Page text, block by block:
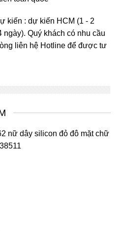
kiến : dự kiến HCM (1 - 2
ngày). Quý khách có nhu cầu
liên hệ Hotline để được tư
nữ dây silicon đỏ đô mặt chữ